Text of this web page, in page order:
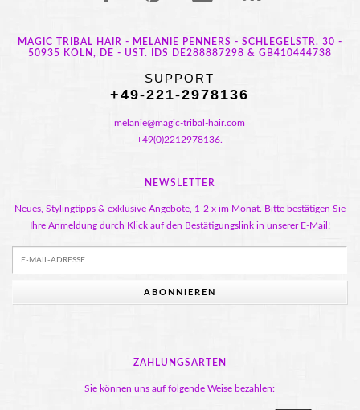
MAGIC TRIBAL HAIR - MELANIE PENNERS - SCHLEGELSTR. 30 -
50935 KÖLN, DE - UST. IDS DE288887298 & GB410444738
SUPPORT
+49-221-2978136
melanie@magic-tribal-hair.com
+49(0)2212978136.
NEWSLETTER
Neues, Stylingtipps & exklusive Angebote, 1-2 x im Monat. Bitte bestätigen Sie
Ihre Anmeldung durch Klick auf den Bestätigungslink in unserer E-Mail!
ABONNIEREN
ZAHLUNGSARTEN
Sie können uns auf folgende Weise bezahlen: